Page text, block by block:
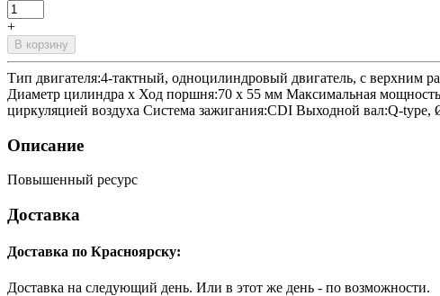
+
В корзину
Тип двигателя:4-тактный, одноцилиндровый двигатель, с верхним
Диаметр цилиндра х Ход поршня:70 х 55 мм Максимальная
циркуляцией воздуха Система зажигания:CDI Выходной вал:Q-
Описание
Повышенный ресурс
Доставка
Доставка по Красноярску:
Доставка на следующий день. Или в этот же день - по возможности.